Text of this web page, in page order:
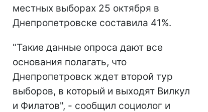
местных выборах 25 октября в
Днепропетровске составила 41%.
"Такие данные опроса дают все
основания полагать, что
Днепропетровск ждет второй тур
выборов, в который и выходят Вилкул
и Филатов", - сообщил социолог и